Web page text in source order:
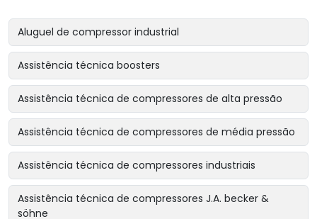
Aluguel de compressor industrial
Assistência técnica boosters
Assistência técnica de compressores de alta pressão
Assistência técnica de compressores de média pressão
Assistência técnica de compressores industriais
Assistência técnica de compressores J.A. becker &
söhne